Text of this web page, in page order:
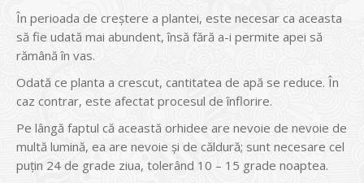
În perioada de creștere a plantei, este necesar ca aceasta
să fie udată mai abundent, însă fără a-i permite apei să
rămână în vas.
Odată ce planta a crescut, cantitatea de apă se reduce. În
caz contrar, este afectat procesul de înflorire.
Pe lângă faptul că această orhidee are nevoie de nevoie de
multă lumină, ea are nevoie și de căldură; sunt necesare cel
puțin 24 de grade ziua, tolerând 10 – 15 grade noaptea.